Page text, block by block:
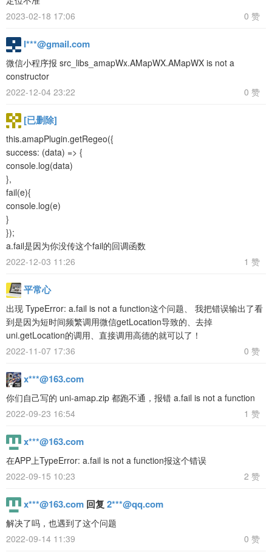
2023-02-18 17:06
0 赞
l***@gmail.com
微信小程序报 src_libs_amapWx.AMapWX.AMapWX is not a
constructor
2022-12-04 23:22
0 赞
[已删除]
this.amapPlugin.getRegeo({
success: (data) => {
console.log(data)
},
fail(e){
console.log(e)
}
});
a.fail是因为你没传这个fail的回调函数
2022-12-03 11:26
1 赞
平常心
出现 TypeError: a.fail is not a function这个问题、 我把错误输出了看
到是因为短时间频繁调用微信getLocation导致的、去掉
uni.getLocation的调用、直接调用高德的就可以了！
2022-11-07 17:36
0 赞
x***@163.com
你们自己写的 uni-amap.zip 都跑不通，报错 a.fail is not a function
2022-09-23 16:54
1 赞
x***@163.com
在APP上TypeError: a.fail is not a function报这个错误
2022-09-15 10:23
2 赞
x***@163.com 回复 2***@qq.com
解决了吗，也遇到了这个问题
2022-09-14 11:39
0 赞